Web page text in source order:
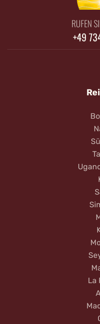
RUFEN
+49
La